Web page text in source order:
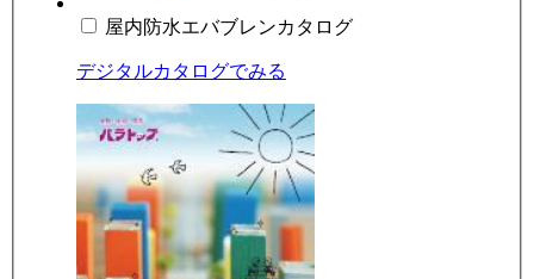
屋内防水エバブレンカタログ
デジタルカタログでみる